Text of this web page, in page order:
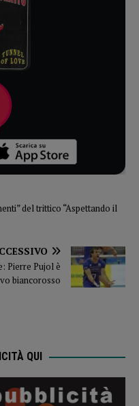
del trittico “Aspettando il
Pierre Pujol è
biancorosso
QUI